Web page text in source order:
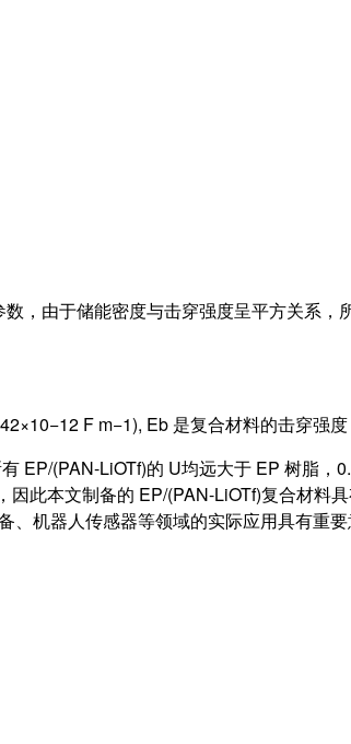
，由于储能密度与击穿强度呈平方关系
F m−1), Eb 是复合材料的击穿强
EP/(PAN-LiOTf)的 U均远大于 EP 树脂
此本文制备的 EP/(PAN-LiOTf)复合材
机器人传感器等领域的实际应用具有重要